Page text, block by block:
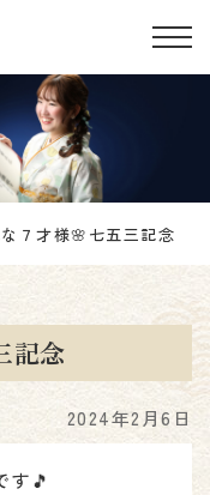
７才様🌸七五三記念
記念
2024年2月6日
す🎵